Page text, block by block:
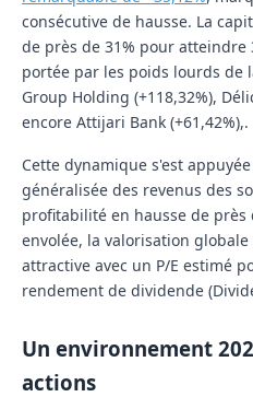
consécutive de hausse. La
de près de 31% pour
portée par les poids lourds de
Group Holding (+118,32%),
encore Attijari Bank (+61,42%),.
Cette dynamique s'est
généralisée des revenus des
profitabilité en hausse de près
envolée, la valorisation
attractive avec un P/E estimé
rendement de dividende
Un environnement
actions